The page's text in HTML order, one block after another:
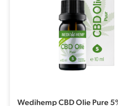
Wedihemp CBD Olie Pure